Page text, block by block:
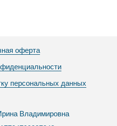
оферта
персональных данных
Владимировна